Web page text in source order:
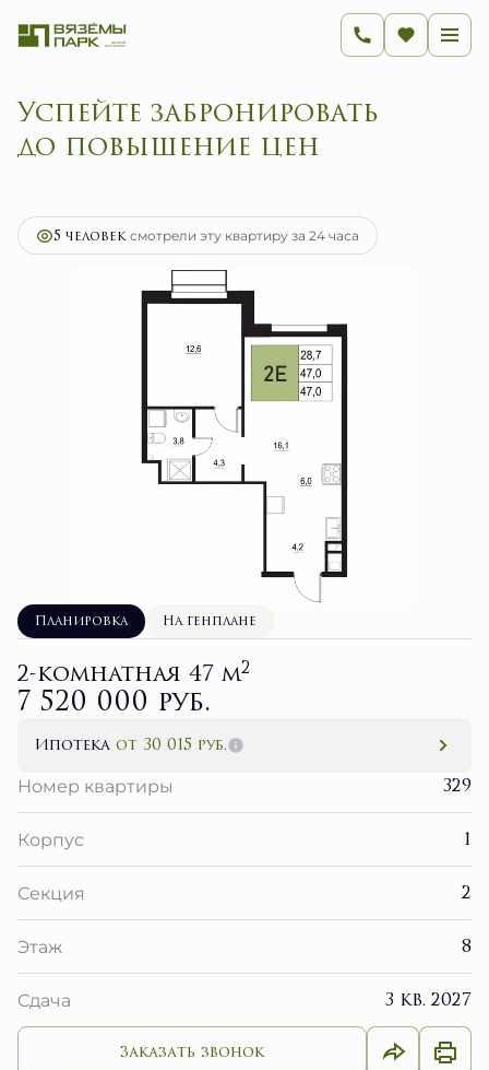
Успейте забронировать
до повышение цен
2-комнатная47 м2
5 человексмотрели эту квартиру за 24 часа
Планировка На генплане
2-комнатная 47 м2
7 520 000 руб.
Ипотека от 30 015 руб.
Номер квартиры
329
Корпус 1
Секция 2
Этаж 8
Сдача 3 кв. 2027
Заказать звонок